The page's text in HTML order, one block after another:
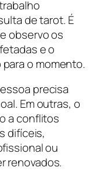
de tarot. É
observo os
e o
o momento.
precisa
Em outras, o
a conflitos
difíceis,
ou
renovados.